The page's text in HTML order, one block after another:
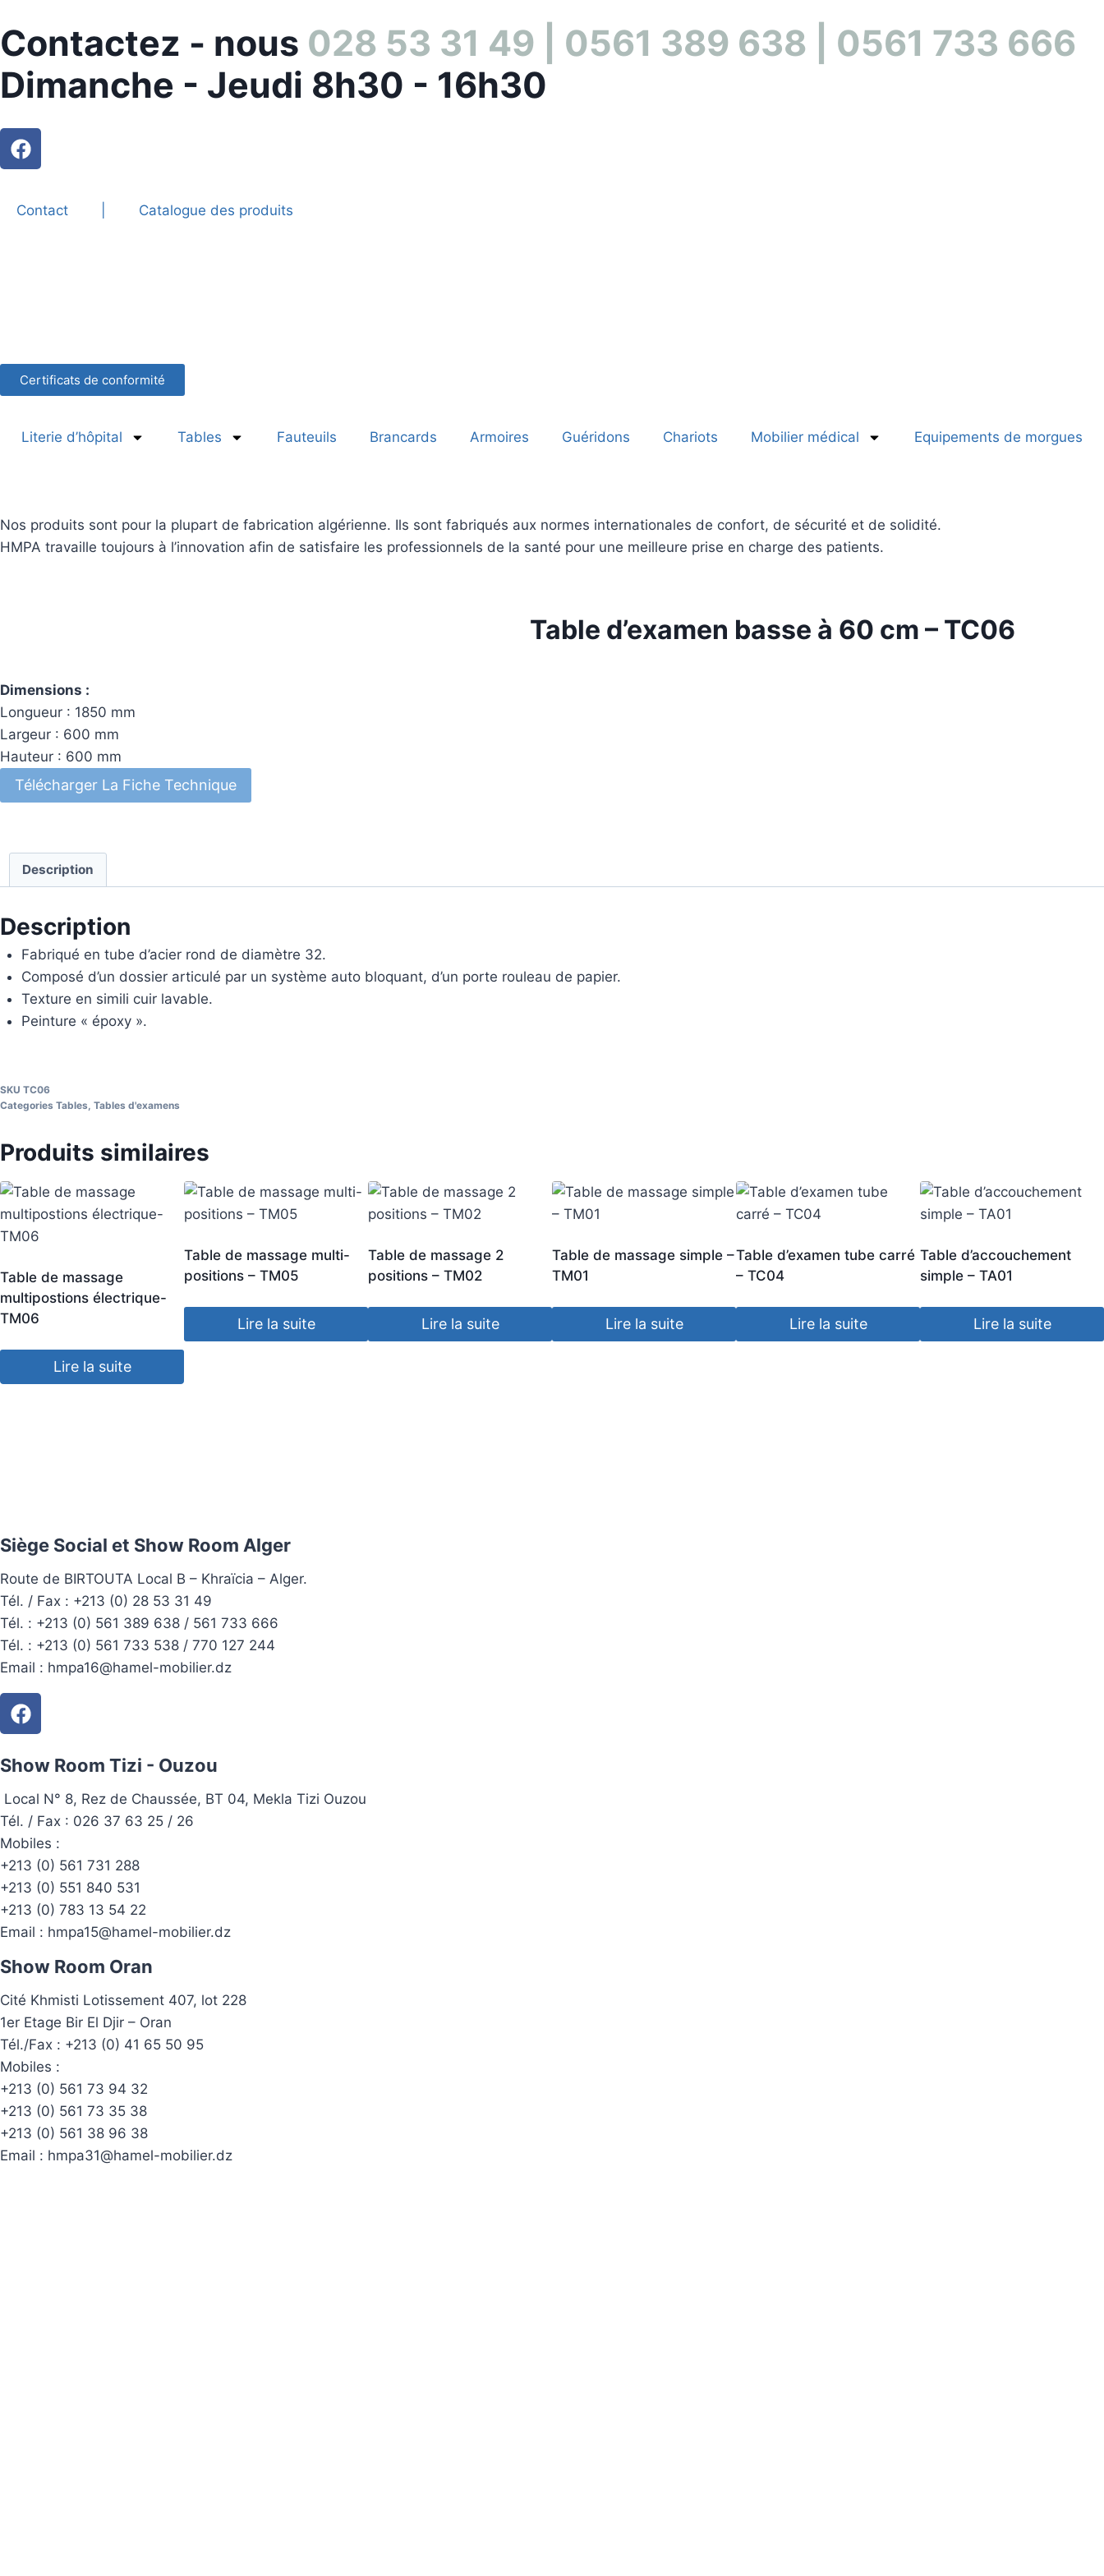
Contactez - nous 028 53 31 49 | 0561 389 638 | 0561 733 666
Dimanche - Jeudi 8h30 - 16h30
Contact Catalogue des produits
Certificats de conformité
Literie d’hôpital Tables Fauteuils Brancards Armoires Guéridons Chariots Mobilier médical Equipements de morgues
Nos produits sont pour la plupart de fabrication algérienne. Ils sont fabriqués aux normes internationales de confort, de sécurité et de solidité.
HMPA travaille toujours à l’innovation afin de satisfaire les professionnels de la santé pour une meilleure prise en charge des patients.
Table d’examen basse à 60 cm – TC06
Dimensions :
Longueur : 1850 mm
Largeur : 600 mm
Hauteur : 600 mm
Télécharger La Fiche Technique
Description
Description
Fabriqué en tube d’acier rond de diamètre 32.
Composé d’un dossier articulé par un système auto bloquant, d’un porte rouleau de papier.
Texture en simili cuir lavable.
Peinture « époxy ».
SKU TC06
Categories Tables Tables d'examens
Produits similaires
Table de massage
multipostions électrique-
TM06
Lire la suite
Table de massage multi-
positions – TM05
Lire la suite
Table de massage 2
positions – TM02
Lire la suite
Table de massage simple –
TM01
Lire la suite
Table d’examen tube carré
– TC04
Lire la suite
Table d’accouchement
simple – TA01
Lire la suite
Siège Social et Show Room Alger
Route de BIRTOUTA Local B – Khraïcia – Alger.
Tél. / Fax : +213 (0) 28 53 31 49
Tél. : +213 (0) 561 389 638 / 561 733 666
Tél. : +213 (0) 561 733 538 / 770 127 244
Email : hmpa16@hamel-mobilier.dz
Show Room Tizi - Ouzou
Local N° 8, Rez de Chaussée, BT 04, Mekla Tizi Ouzou
Tél. / Fax : 026 37 63 25 / 26
Mobiles :
+213 (0) 561 731 288
+213 (0) 551 840 531
+213 (0) 783 13 54 22
Email : hmpa15@hamel-mobilier.dz
Show Room Oran
Cité Khmisti Lotissement 407, lot 228
1er Etage Bir El Djir – Oran
Tél./Fax : +213 (0) 41 65 50 95
Mobiles :
+213 (0) 561 73 94 32
+213 (0) 561 73 35 38
+213 (0) 561 38 96 38
Email : hmpa31@hamel-mobilier.dz